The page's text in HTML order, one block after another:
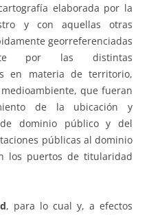
elaborada por la
y con aquellas otras
georreferenciadas
por las distintas
en materia de territorio,
que fueran
de la ubicación y
dominio público y del
públicas al dominio
los puertos de titularidad
, para lo cual y, a efectos